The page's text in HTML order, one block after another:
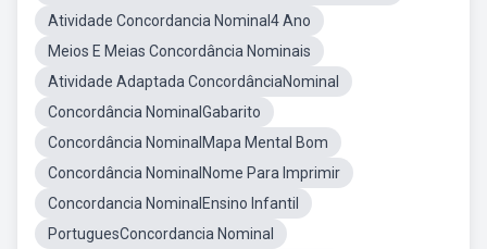
Atividade Concordancia Nominal4 Ano
Meios E Meias Concordância Nominais
Atividade Adaptada ConcordânciaNominal
Concordância NominalGabarito
Concordância NominalMapa Mental Bom
Concordância NominalNome Para Imprimir
Concordancia NominalEnsino Infantil
PortuguesConcordancia Nominal